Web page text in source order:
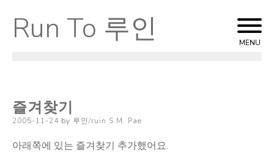
Skip
to
Run To 루인 MENU
즐겨찾기
Posted
2005-11-24 by 루인/ruin S.M. Pae
아래쪽에 있는 즐겨찾기 추가했어요.